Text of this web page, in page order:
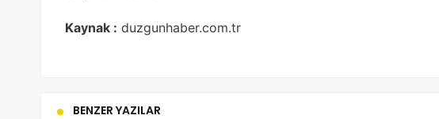
Kaynak : duzgunhaber.com.tr
BENZER YAZILAR